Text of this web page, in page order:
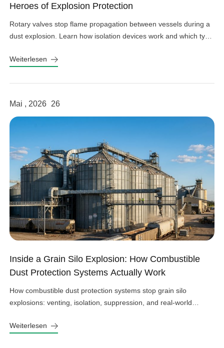
Heroes of Explosion Protection
Rotary valves stop flame propagation between vessels during a
dust explosion. Learn how isolation devices work and which type
Weiterlesen
Mai , 2026 26
Inside a Grain Silo Explosion: How Combustible
Dust Protection Systems Actually Work
How combustible dust protection systems stop grain silo
explosions: venting, isolation, suppression, and real-world
Weiterlesen